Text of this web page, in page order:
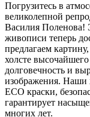
Погрузитесь в
великолепной
Василия Поленова!
живописи теперь
предлагаем
холсте высочайшего
долговечность и
изображения. Наши
ECO краски,
гарантирует
многих лет.